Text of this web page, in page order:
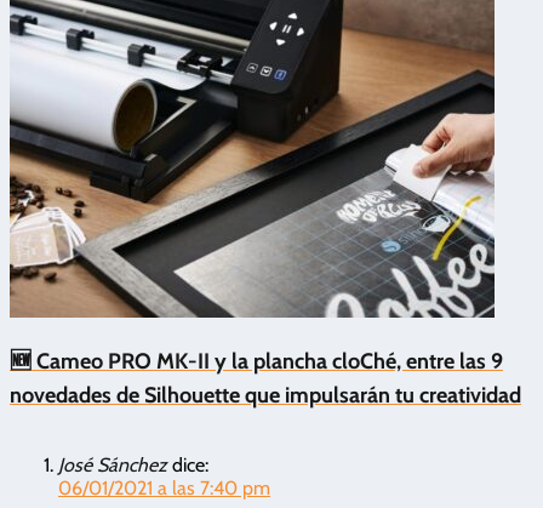
🆕 Cameo PRO MK-II y la plancha cloChé, entre las 9
novedades de Silhouette que impulsarán tu creatividad
José Sánchez dice:
06/01/2021 a las 7:40 pm